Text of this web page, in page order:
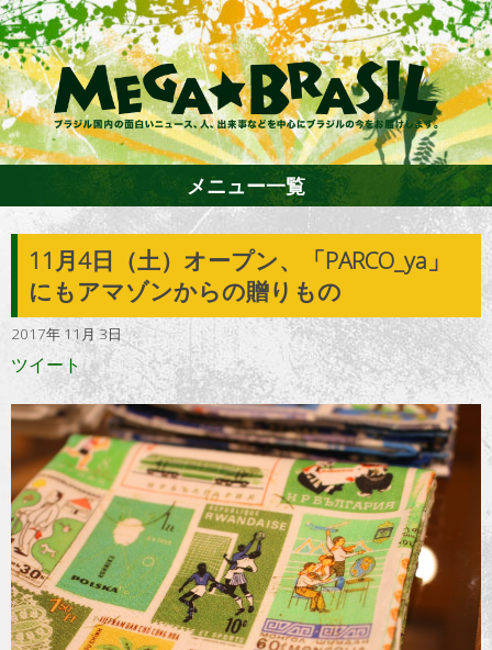
ホーム
ファション
エンターテイメント
グルメ
トラベル
サッカー
PEOPLE
メニュー一覧
11月4日（土）オープン、「PARCO_ya」
にもアマゾンからの贈りもの
2017年 11月 3日
ツイート